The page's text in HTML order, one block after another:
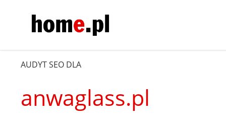
AUDYT SEO DLA
anwaglass.pl